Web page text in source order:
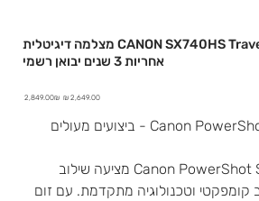
מצלמה דיגיטלית CANON SX740HS Travel Kit בצבע שחור עם
אחריות 3 שנים יבואן רשמי
מחיר
‏2,849.00 ‏₪ מחיר
‏2,649.00 ‏₪
מצלמה Canon PowerShot SX740 HS - ביצועים מעולים
מצלמת ה-Canon PowerShot SX740 HS מציעה שילוב
קומפקטי וטכנולוגיה מתקדמת. עם זום